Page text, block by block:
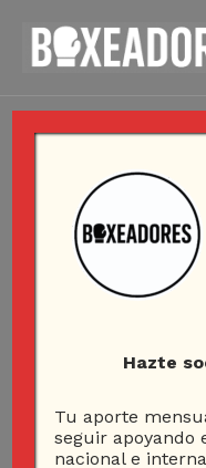
Hazte
Tu aporte
seguir apoyando
nacional e